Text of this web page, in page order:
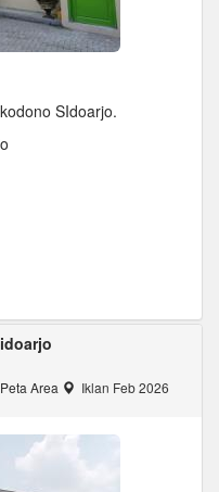
SIdoarjo.
Peta Area Iklan Feb 2026